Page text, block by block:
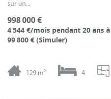
sur un...
998 000 €
4 544 €/mois pendant 20 ans
99 800 € (Simuler)
129 m² 4